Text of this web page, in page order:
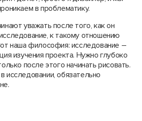
в проблематику.
уважать после того, как он
к такому отношению
наша философия: исследование –
изучения проекта. Нужно глубоко
после этого начинать рисовать.
исследовании, обязательно